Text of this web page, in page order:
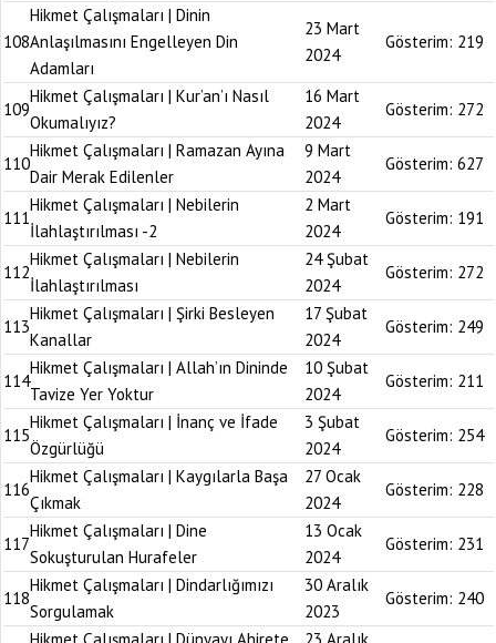
108
Hikmet Çalışmaları | Dinin
Anlaşılmasını Engelleyen Din
Adamları
23 Mart
2024
Gösterim: 219
109
Hikmet Çalışmaları | Kur’an’ı Nasıl
Okumalıyız?
16 Mart
2024
Gösterim: 272
110
Hikmet Çalışmaları | Ramazan Ayına
Dair Merak Edilenler
9 Mart
2024
Gösterim: 627
111
Hikmet Çalışmaları | Nebilerin
İlahlaştırılması -2
2 Mart
2024
Gösterim: 191
112
Hikmet Çalışmaları | Nebilerin
İlahlaştırılması
24 Şubat
2024
Gösterim: 272
113
Hikmet Çalışmaları | Şirki Besleyen
Kanallar
17 Şubat
2024
Gösterim: 249
114
Hikmet Çalışmaları | Allah’ın Dininde
Tavize Yer Yoktur
10 Şubat
2024
Gösterim: 211
115
Hikmet Çalışmaları | İnanç ve İfade
Özgürlüğü
3 Şubat
2024
Gösterim: 254
116
Hikmet Çalışmaları | Kaygılarla Başa
Çıkmak
27 Ocak
2024
Gösterim: 228
117
Hikmet Çalışmaları | Dine
Sokuşturulan Hurafeler
13 Ocak
2024
Gösterim: 231
118
Hikmet Çalışmaları | Dindarlığımızı
Sorgulamak
30 Aralık
2023
Gösterim: 240